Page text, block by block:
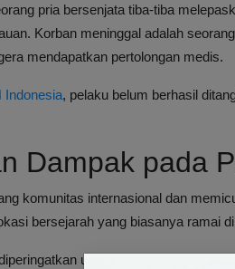
pria bersenjata tiba-tiba
Korban meninggal adalah
mendapatkan pertolongan medis.
Indonesia, pelaku belum berhasil
Dampak pada
komunitas internasional dan
bersejarah yang biasanya ramai
untuk lebih waspada